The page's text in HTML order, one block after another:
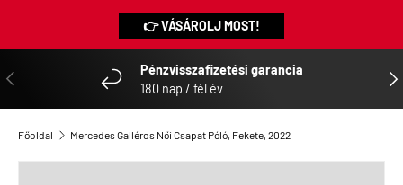
👉 VÁSÁROLJ MOST!
ELŐZŐ
Pénzvisszafizetési garancia
180 nap / fél év
Főoldal Mercedes Galléros Női Csapat Póló, Fekete, 2022